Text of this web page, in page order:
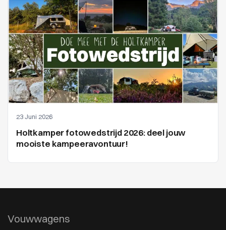
23 Juni 2026
Holtkamper fotowedstrijd 2026: deel jouw
mooiste kampeeravontuur!
Vouwwagens